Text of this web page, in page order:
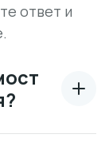
ответ и